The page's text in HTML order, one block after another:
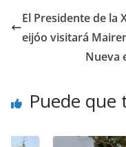
El Presidente de la
eijóo visitará
Nueva
Puede